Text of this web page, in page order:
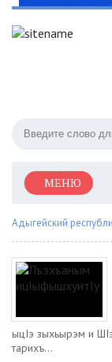
МЕНЮ
ыцIэ зыхьырэм и
тарихъ...